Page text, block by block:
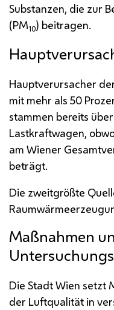
Substanzen, die zur
(PM10) beitragen.
Hauptverursacher
mit mehr als 50
stammen bereits
Lastkraftwagen,
am Wiener
beträgt.
Die zweitgrößte
Maßnahmen
Die Stadt Wien setzt
der Luftqualität in